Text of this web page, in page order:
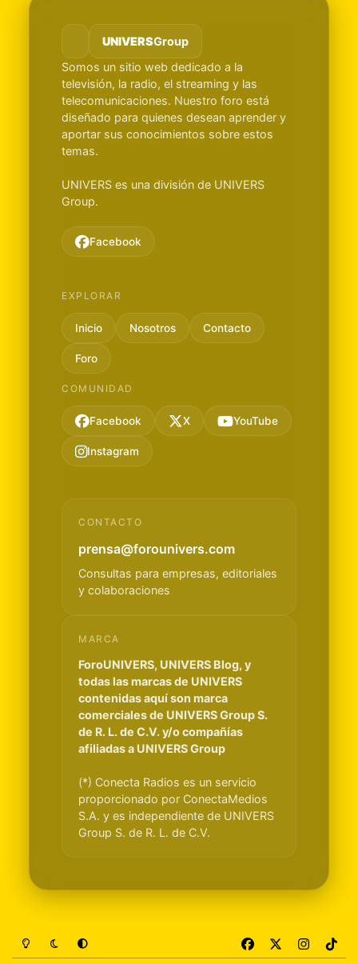
UNIVERSGroup
Somos un sitio web dedicado a la
televisión, la radio, el streaming y las
telecomunicaciones. Nuestro foro está
diseñado para quienes desean aprender y
aportar sus conocimientos sobre estos
temas.
UNIVERS es una división de UNIVERS
Group.
Facebook
EXPLORAR
Inicio Nosotros Contacto
Foro
COMUNIDAD
Facebook X YouTube
Instagram
CONTACTO
prensa@forounivers.com
Consultas para empresas, editoriales
y colaboraciones
MARCA
ForoUNIVERS, UNIVERS Blog, y
todas las marcas de UNIVERS
contenidas aquí son marca
comerciales de UNIVERS Group S.
de R. L. de C.V. y/o compañías
afiliadas a UNIVERS Group
(*) Conecta Radios es un servicio
proporcionado por ConectaMedios
S.A. y es independiente de UNIVERS
Group S. de R. L. de C.V.
Light ModeDark ModeSystem Preference
a
n
i